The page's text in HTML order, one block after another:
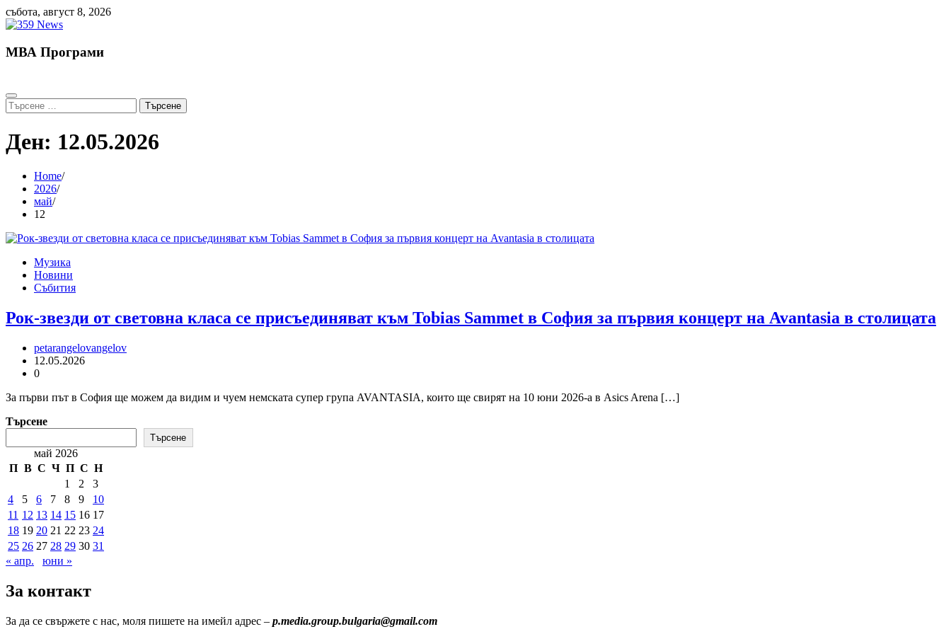
Skip
to
събота, август 8, 2026
МВА Програми
Търсене
за:
Ден: 12.05.2026
Home
2026
май
12
Музика
Новини
Събития
Рок-звезди от световна класа се присъединяват към Tobias Sammet в София за първия концерт на Avantasia в столицата
petarangelovangelov
12.05.2026
0
За първи път в София ще можем да видим и чуем немската супер група AVANTASIA, които ще свирят на 10 юни 2026-а в Asics Arena […]
Търсене
Търсене
май 2026
П В С Ч П С Н
1
2
3
4
5 6 7 8 9
10
11 12 13 14 15 16 17
18 19 20 21 22 23 24
25 26 27 28 29 30 31
« апр.
юни »
За контакт
За да се свържете с нас, моля пишете на имейл адрес – p.media.group.bulgaria@gmail.com